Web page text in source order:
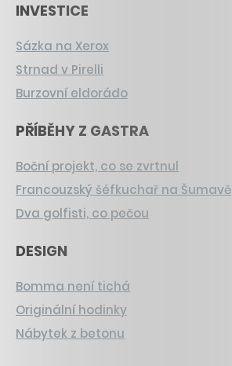
INVESTICE
Sázka na Xerox
Strnad v Pirelli
Burzovní eldorádo
PŘÍBĚHY Z GASTRA
Boční projekt, co se zvrtnul
Francouzský šéfkuchař na Šumavě
Dva golfisti, co pečou
DESIGN
Bomma není tichá
Originální hodinky
Nábytek z betonu